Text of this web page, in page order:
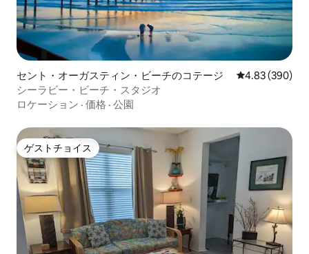
セント・オーガスティン・ビーチのコテージ レビュー390
4.83 (390)
シーラビー・ビーチ・スタジオ
ロケーション · 価格 · 公園
ゲストチョイス
ゲストチョイス